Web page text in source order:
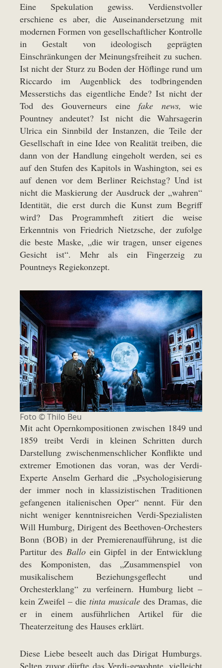
Eine Spekulation gewiss. Verdienstvoller
erschiene es aber, die Auseinandersetzung mit
modernen Formen von gesellschaftlicher Kontrolle
in Gestalt von ideologisch geprägten
Einschränkungen der Meinungsfreiheit zu suchen.
Ist nicht der Sturz zu Boden der Höflinge rund um
Riccardo im Augenblick des todbringenden
Messerstichs das eigentliche Ende? Ist nicht der
Tod des Gouverneurs eine fake news, wie
Pountney andeutet? Ist nicht die Wahrsagerin
Ulrica ein Sinnbild der Instanzen, die Teile der
Gesellschaft in eine Idee von Realität treiben, die
dann von der Handlung eingeholt werden, sei es
auf den Stufen des Kapitols in Washington, sei es
auf denen vor dem Berliner Reichstag? Und ist
nicht die Maskierung der Ausdruck der „wahren“
Identität, die erst durch die Kunst zum Begriff
wird? Das Programmheft zitiert die weise
Erkenntnis von Friedrich Nietzsche, der zufolge
die beste Maske, „die wir tragen, unser eigenes
Gesicht ist“. Mehr als ein Fingerzeig zu
Pountneys Regiekonzept.
Foto ©Thilo Beu
Mit acht Opernkompositionen zwischen 1849 und
1859 treibt Verdi in kleinen Schritten durch
Darstellung zwischenmenschlicher Konflikte und
extremer Emotionen das voran, was der Verdi-
Experte Anselm Gerhard die „Psychologisierung
der immer noch in klassizistischen Traditionen
gefangenen italienischen Oper“ nennt. Für den
nicht weniger kenntnisreichen Verdi-Spezialisten
Will Humburg, Dirigent des Beethoven-Orchesters
Bonn (BOB) in der Premierenaufführung, ist die
Partitur des Balloein Gipfel in der Entwicklung
des Komponisten, das „Zusammenspiel von
musikalischem Beziehungsgeflecht und
Orchesterklang“ zu verfeinern. Humburg liebt –
kein Zweifel – die tinta musicale des Dramas, die
er in einem ausführlichen Artikel für die
Theaterzeitung des Hauses erklärt.
Diese Liebe beseelt auch das Dirigat Humburgs.